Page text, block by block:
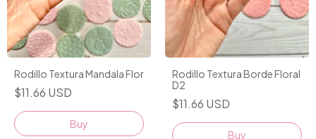
Rodillo Textura Mandala Flor
$11.66 USD
Rodillo Textura Borde Floral
D2
$11.66 USD